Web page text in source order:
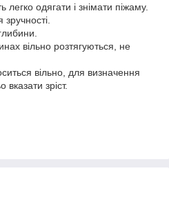
одягати і знімати піжаму.
вільно розтягуються, не
вільно, для визначення
вказати зріст.